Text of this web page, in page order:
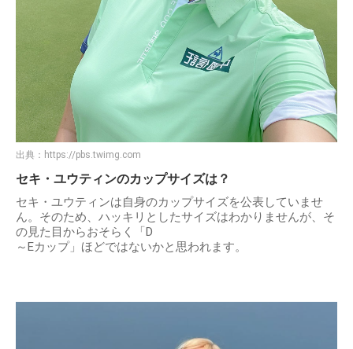
出典： https://pbs.twimg.com
セキ・ユウティンのカップサイズは？
セキ・ユウティンは自身のカップサイズを公表していませ
ん。そのため、ハッキリとしたサイズはわかりませんが、そ
の見た目からおそらく「D
～Eカップ」ほどではないかと思われます。